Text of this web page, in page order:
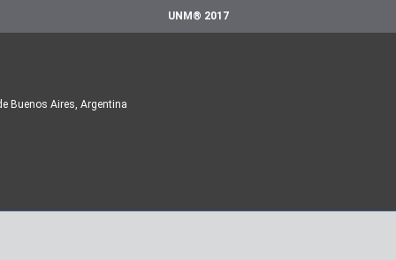
UNM® 2017
Buenos Aires, Argentina